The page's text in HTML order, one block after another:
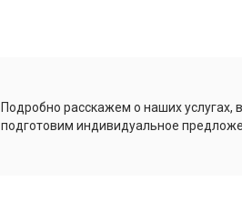
Подробно расскажем о наших услугах,
подготовим индивидуальное